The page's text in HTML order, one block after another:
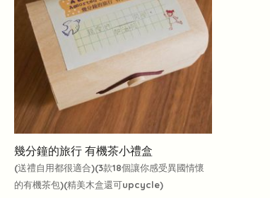
幾分鐘的旅行 有機茶小禮盒
(送禮自用都很適合)(3款18個讓你感受異國情懷
的有機茶包)(精美木盒還可upcycle)